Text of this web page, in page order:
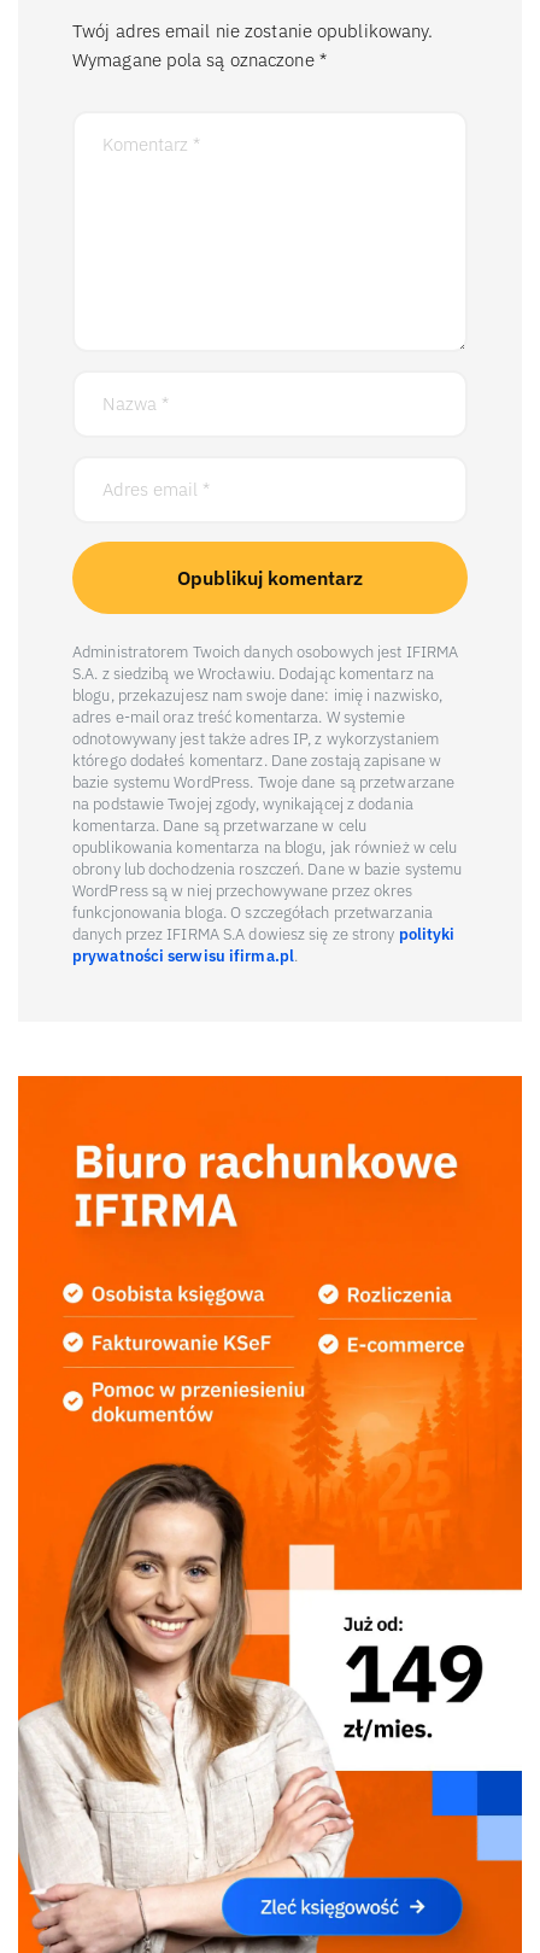
Twój adres email nie zostanie opublikowany.
Wymagane pola są oznaczone *
Administratorem Twoich danych osobowych jest IFIRMA
S.A. z siedzibą we Wrocławiu. Dodając komentarz na
blogu, przekazujesz nam swoje dane: imię i nazwisko,
adres e-mail oraz treść komentarza. W systemie
odnotowywany jest także adres IP, z wykorzystaniem
którego dodałeś komentarz. Dane zostają zapisane w
bazie systemu WordPress. Twoje dane są przetwarzane
na podstawie Twojej zgody, wynikającej z dodania
komentarza. Dane są przetwarzane w celu
opublikowania komentarza na blogu, jak również w celu
obrony lub dochodzenia roszczeń. Dane w bazie systemu
WordPress są w niej przechowywane przez okres
funkcjonowania bloga. O szczegółach przetwarzania
danych przez IFIRMA S.A dowiesz się ze strony polityki
prywatności serwisu ifirma.pl.